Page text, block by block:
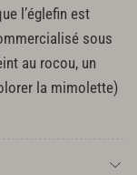
l’églefin est
sous
au rocou, un
la mimolette)